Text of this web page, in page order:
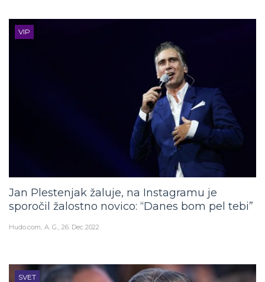
VIP
Jan Plestenjak žaluje, na Instagramu je
sporočil žalostno novico: “Danes bom pel tebi”
Hudo.com A. G. 26. Dec 2022
SVET